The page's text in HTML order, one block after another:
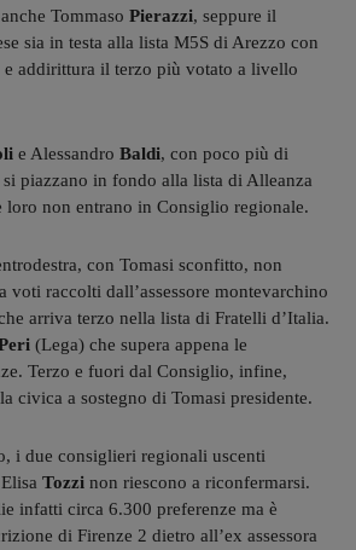
Tommaso Pierazzi, seppure il
sia in testa alla lista M5S di Arezzo con
addirittura il terzo più votato a livello
e Alessandro Baldi, con poco più di
piazzano in fondo alla lista di Alleanza
loro non entrano in Consiglio regionale.
con Tomasi sconfitto, non
voti raccolti dall’assessore montevarchino
arriva terzo nella lista di Fratelli d’Italia.
(Lega) che supera appena le
Terzo e fuori dal Consiglio, infine,
civica a sostegno di Tomasi presidente.
i due consiglieri regionali uscenti
Tozzi non riescono a riconfermarsi.
infatti circa 6.300 preferenze ma è
di Firenze 2 dietro all’ex assessora